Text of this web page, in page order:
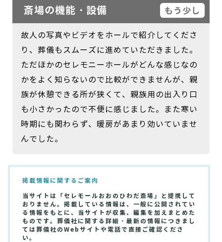
斎場の機能・設備 もう少し
故人の写真やビデオをホールで紹介してくださ
り、葬儀もスムーズに進めていただきました。
ただほかのセレモニーホールがどんな感じなの
かをよく知らないので比較ができませんが、親
族が休憩できる所が狭くて、親族用の出入り口
も小さかったので不便に感じました。また寒い
時期にも関わらず、暖房があまり効いていませ
んでした。
掲載情報に関するご案内
当サイトは「セレモールおおのひわだ斎場」と提携して
おりません。掲載している情報は、一般に公開されてい
る情報をもとに、当サイトが収集、編集を加えまとめた
ものです。葬儀社に関する詳細・最新の情報につきまし
ては葬儀社のWebサイトや電話で直接ご確認くださ
い。